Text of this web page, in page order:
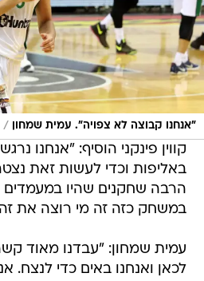
"אנחנו קבוצה לא צפויה". עמית שמחון /
קווין פינקני הוסיף: "אנחנו
באליפות וכדי לעשות זאת
הרבה שחקנים שהיו
במשחק כזה זה מי רוצה את זה
עמית שמחון: "עבדנו מאוד
לכאן ואנחנו באים כדי לנצח.